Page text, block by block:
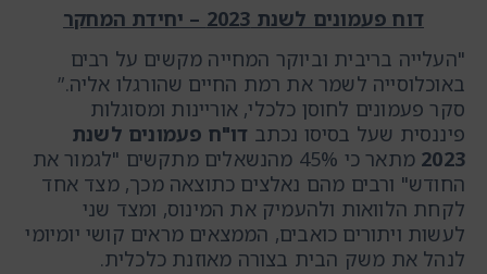
דוח פעמונים לשנת 2023 – יחידת המחקר
"העלייה בריבית וביוקר המחייה מקשים על רבים
באוכלוסייה לשמר את רמת החיים שהורגלו אליה.”
סקר פעמונים לחוסן כלכלי, אוריינות ומסוגלות
פיננסית שעל בסיסו נכתב דו"ח פעמונים לשנת
2023
מתאר כי 45% מהנשאלים מתקשים "לגמור את
החודש" ורבים מהם נאלצים כתוצאה מכך, מצד אחד
לקחת הלוואות ולהעמיק את המינוס, ומצד שני
לעשות ויתורים כואבים, הממצאים מראים קושי יומיומי
לנהל את משק הבית בצורה מאוזנת כלכלית.